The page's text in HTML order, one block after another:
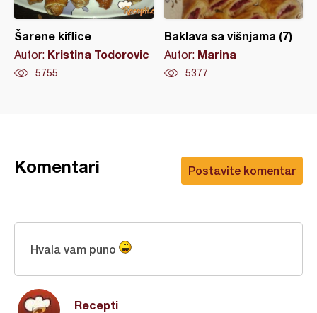
Šarene kiflice
Autor: Kristina Todorovic
5755
Baklava sa višnjama (7)
Autor: Marina
5377
Postavite komentar
Komentari
Recepti
Hvala vam puno